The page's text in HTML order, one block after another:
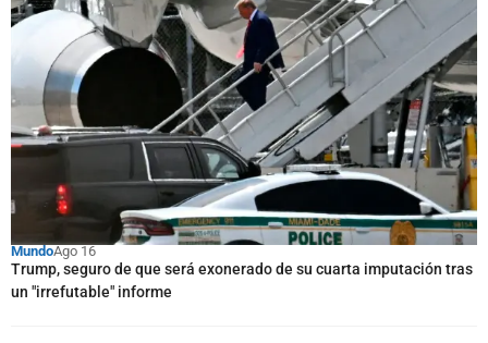
MundoAgo 16
Trump, seguro de que será exonerado de su cuarta imputación tras
un "irrefutable" informe